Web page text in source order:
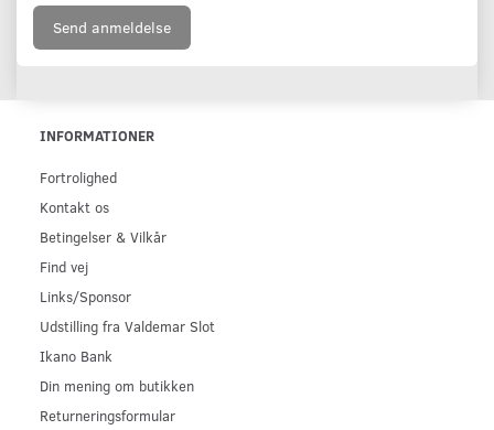
Send anmeldelse
INFORMATIONER
Fortrolighed
Kontakt os
Betingelser & Vilkår
Find vej
Links/Sponsor
Udstilling fra Valdemar Slot
Ikano Bank
Din mening om butikken
Returneringsformular